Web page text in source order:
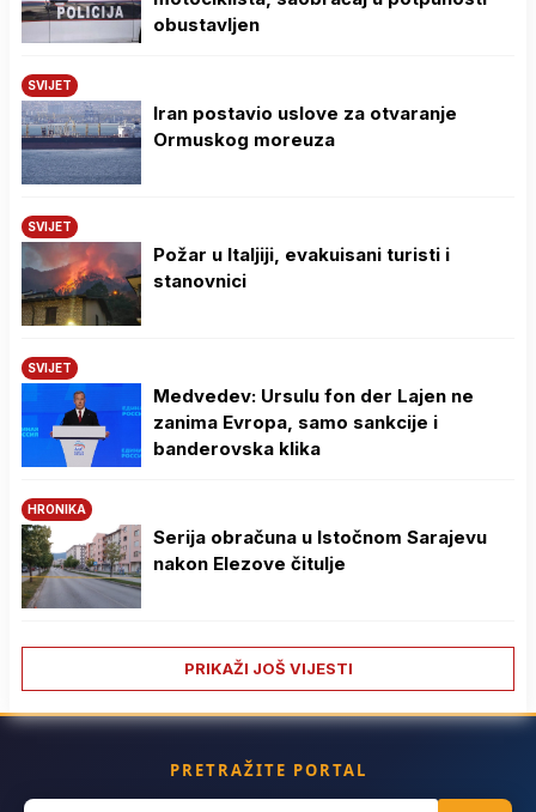
obustavljen
SVIJET
Iran postavio uslove za otvaranje
Ormuskog moreuza
SVIJET
Požar u Italjiji, evakuisani turisti i
stanovnici
SVIJET
Medvedev: Ursulu fon der Lajen ne
zanima Evropa, samo sankcije i
banderovska klika
HRONIKA
Serija obračuna u Istočnom Sarajevu
nakon Elezove čitulje
PRIKAŽI JOŠ VIJESTI
PRETRAŽITE PORTAL